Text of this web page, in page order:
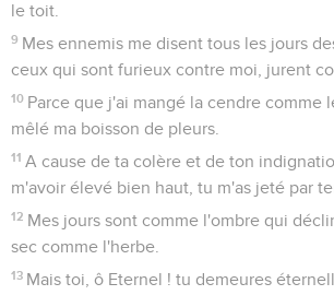
le toit.
9 Mes ennemis me disent tous les jours
ceux qui sont furieux contre moi, jurent
10 Parce que j'ai mangé la cendre comme
mêlé ma boisson de pleurs.
11 A cause de ta colère et de ton
m'avoir élevé bien haut, tu m'as jeté par
12 Mes jours sont comme l'ombre qui
sec comme l'herbe.
13 Mais toi, ô Eternel ! tu demeures